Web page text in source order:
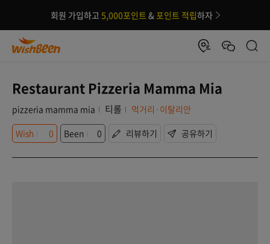
회원 가입하고 5,000포인트 &포인트 적립하자
Restaurant Pizzeria Mamma Mia
pizzeria mamma mia 티롤
먹거리·이탈리안
Wish
0 Been 0 리뷰하기 공유하기